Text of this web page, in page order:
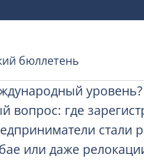
бюллетень
вопрос: где
стали
или даже